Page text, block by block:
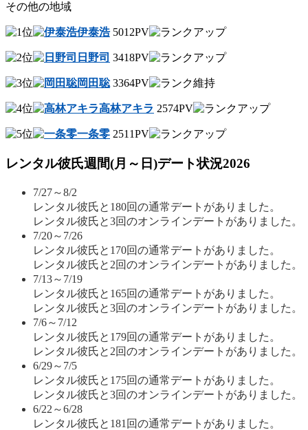
その他の地域
伊泰浩5012PV
日野司 3418PV
岡田聡3364PV
高林アキラ 2574PV
一条零 2511PV
レンタル彼氏週間(月～日)デート状況2026
7/27～8/2
レンタル彼氏と180回の通常デートがありました。
レンタル彼氏と3回のオンラインデートがありました。
7/20～7/26
レンタル彼氏と170回の通常デートがありました。
レンタル彼氏と2回のオンラインデートがありました。
7/13～7/19
レンタル彼氏と165回の通常デートがありました。
レンタル彼氏と3回のオンラインデートがありました。
7/6～7/12
レンタル彼氏と179回の通常デートがありました。
レンタル彼氏と2回のオンラインデートがありました。
6/29～7/5
レンタル彼氏と175回の通常デートがありました。
レンタル彼氏と3回のオンラインデートがありました。
6/22～6/28
レンタル彼氏と181回の通常デートがありました。